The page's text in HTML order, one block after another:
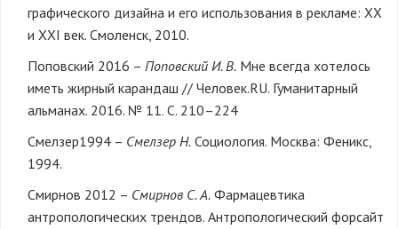
графического дизайна и его использования в рекламе: XX
и XXI век. Смоленск, 2010.
Поповский 2016 – Поповский И. В. Мне всегда хотелось
иметь жирный карандаш // Человек.RU. Гуманитарный
альманах. 2016. № 11. С. 210–224
Смелзер1994 – Смелзер Н. Социология. Москва: Феникс,
1994.
Смирнов 2012 – Смирнов С. А. Фармацевтика
антропологических трендов. Антропологический форсайт